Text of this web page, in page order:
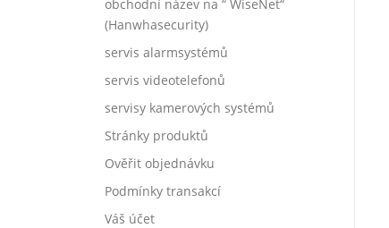
obchodní název na “ WiseNet“
(Hanwhasecurity)
servis alarmsystémů
servis videotelefonů
servisy kamerových systémů
Stránky produktů
Ověřit objednávku
Podmínky transakcí
Váš účet